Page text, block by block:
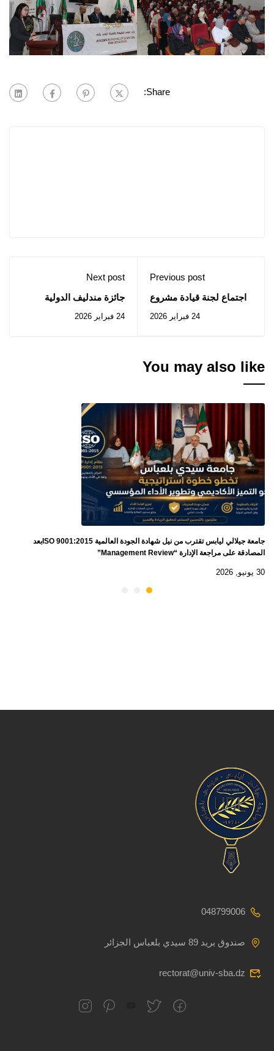
Share:
Previous post
اجتماع لجنة قيادة مشروع
ISO 9001:2015.
24 فبراير 2026
Next post
جائزة مندليف الدولية
بين اليونسكو وروسيا
24 فبراير 2026
You may also like
جامعة جيلالي ليابس تقترب من نيل شهادة الجودة العالمية ISO 9001:2015بعد
المصادقة على مراجعة الإدارة “Management Review”
30 يونيو, 2026
048799006
صندوق بريد 89 سيدي بلعباس الجزائر
rectorat@univ-sba.dz